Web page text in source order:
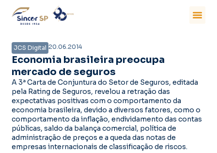
JCS Digital 20.06.2014
Economia brasileira preocupa
mercado de seguros
A 3ª Carta de Conjuntura do Setor de Seguros, editada
pela Rating de Seguros, revelou a retração das
expectativas positivas com o comportamento da
economia brasileira, devido a diversos fatores, como o
comportamento da inflação, endividamento das contas
públicas, saldo da balança comercial, política de
administração de preços e a queda das notas de
empresas internacionais de classificação de riscos.